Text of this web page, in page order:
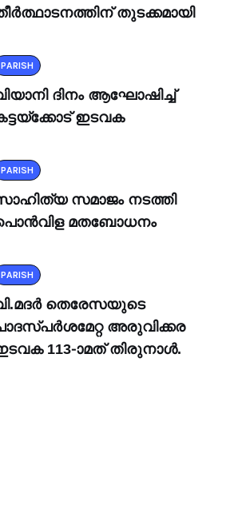
തുടക്കമായി
PARISH
ദിനം ആഘോഷിച്ച്
ഇടവക
PARISH
സമാജം നടത്തി
മതബോധനം
PARISH
തെരേസയുടെ
അരുവിക്കര
113-ാമത് തിരുനാൾ.